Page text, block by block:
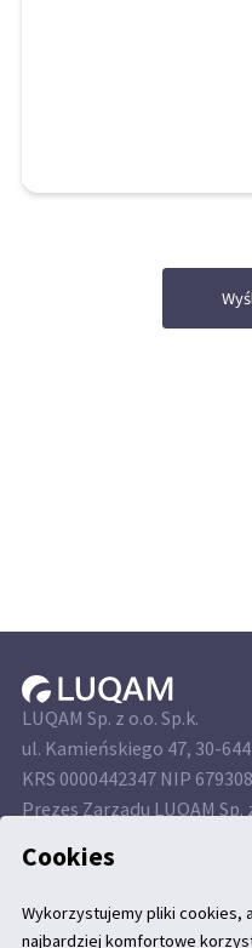
Cookies
Wykorzystujemy pliki cookies,
najbardziej komfortowe
LUQAM Sp. z o.o. Sp.k.
ul. Kamieńskiego 47, 30-
KRS 0000442347 NIP
Prezes Zarządu LUQAM